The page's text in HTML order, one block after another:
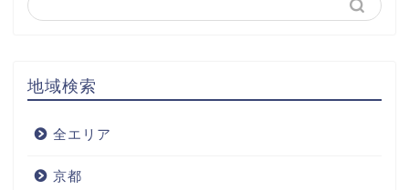
地域検索
全エリア
京都